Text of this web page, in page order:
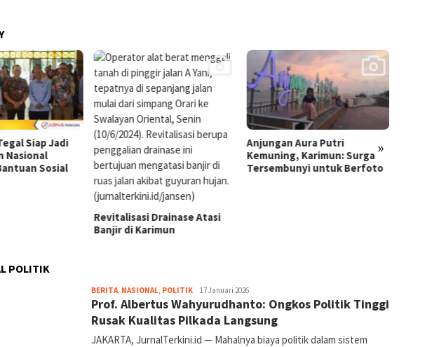
»
Anjungan Aura Putri
Kemuning, Karimun: Surga
Tersembunyi untuk Berfoto
Silat Persembahan: Menjaga
Tradisi dan Nilai Budaya
POLITIK
BERITA, NASIONAL, POLITIKjurnal
17 Januari 2026
Prof. Albertus Wahyurudhanto: Ongkos Politik Tinggi
Rusak Kualitas Pilkada Langsung
JAKARTA, JurnalTerkini.id — Mahalnya biaya politik dalam sistem